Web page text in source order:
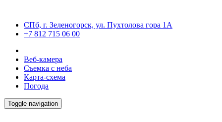
СПб, г. Зеленогорск, ул. Пухтолова гора 1А
+7 812 715 06 00
Веб-камера
Съемка с неба
Карта-схема
Погода
Toggle navigation